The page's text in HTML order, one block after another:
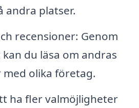
andra platser.
recensioner: Genom
du läsa om andras
olika företag.
ha fler valmöjligheter